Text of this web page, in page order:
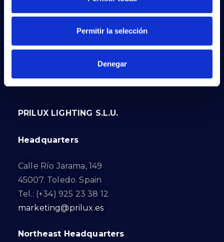
Permitir la selección
Denegar
PRILUX LIGHTING S.L.U.
Headquarters
Calle Río Jarama, 149
45007. Toledo. Spain
Tel.: (+34) 925 23 38 12
marketing@prilux.es
Northeast Headquarters